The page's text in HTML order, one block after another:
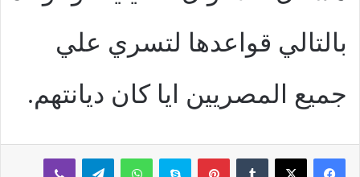
بالتالي قواعدها لتسري علي
جميع المصريين ايا كان ديانتهم.
بينتيريستسكايب واتساب تيلقرام ڤايبر